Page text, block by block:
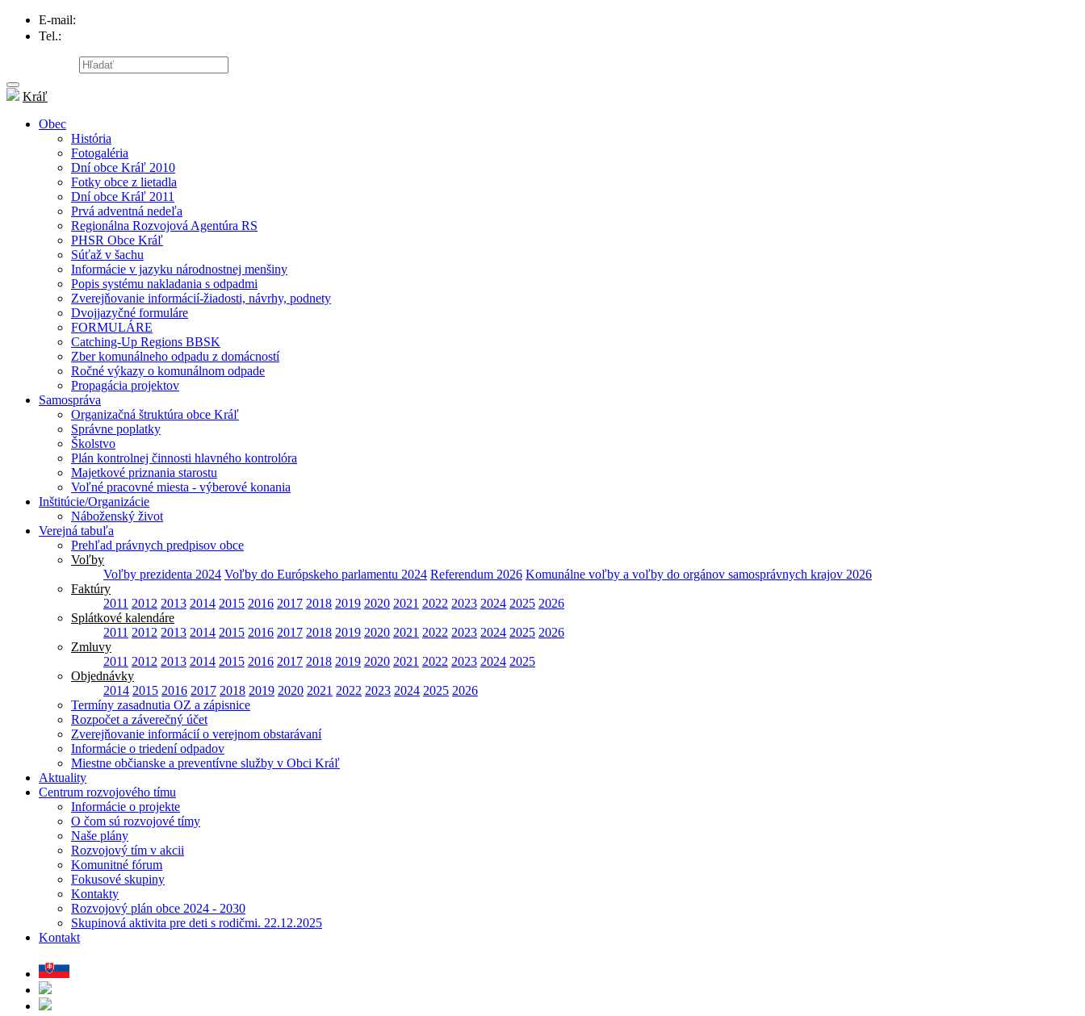
E-mail:
Tel.:
Kráľ
Obec
História
Fotogaléria
Dní obce Kráľ 2010
Fotky obce z lietadla
Dní obce Kráľ 2011
Prvá adventná nedeľa
Regionálna Rozvojová Agentúra RS
PHSR Obce Kráľ
Súťaž v šachu
Informácie v jazyku národnostnej menšiny
Popis systému nakladania s odpadmi
Zverejňovanie informácií-žiadosti, návrhy, podnety
Dvojjazyčné formuláre
FORMULÁRE
Catching-Up Regions BBSK
Zber komunálneho odpadu z domácností
Ročné výkazy o komunálnom odpade
Propagácia projektov
Samospráva
Organizačná štruktúra obce Kráľ
Správne poplatky
Školstvo
Plán kontrolnej činnosti hlavného kontrolóra
Majetkové priznania starostu
Voľné pracovné miesta - výberové konania
Inštitúcie/Organizácie
Náboženský život
Verejná tabuľa
Prehľad právnych predpisov obce
Voľby
Voľby prezidenta 2024 Voľby do Európskeho parlamentu 2024 Referendum 2026 Komunálne voľby a voľby do orgánov samosprávnych krajov 2026
Faktúry
2011 2012 2013 2014 2015 2016 2017 2018 2019 2020 2021 2022 2023 2024 2025 2026
Splátkové kalendáre
2011 2012 2013 2014 2015 2016 2017 2018 2019 2020 2021 2022 2023 2024 2025 2026
Zmluvy
2011 2012 2013 2014 2015 2016 2017 2018 2019 2020 2021 2022 2023 2024 2025
Objednávky
2014 2015 2016 2017 2018 2019 2020 2021 2022 2023 2024 2025 2026
Termíny zasadnutia OZ a zápisnice
Rozpočet a záverečný účet
Zverejňovanie informácií o verejnom obstarávaní
Informácie o triedení odpadov
Miestne občianske a preventívne služby v Obci Kráľ
Aktuality
Centrum rozvojového tímu
Informácie o projekte
O čom sú rozvojové tímy
Naše plány
Rozvojový tím v akcii
Komunitné fórum
Fokusové skupiny
Kontakty
Rozvojový plán obce 2024 - 2030
Skupinová aktivita pre deti s rodičmi. 22.12.2025
Kontakt